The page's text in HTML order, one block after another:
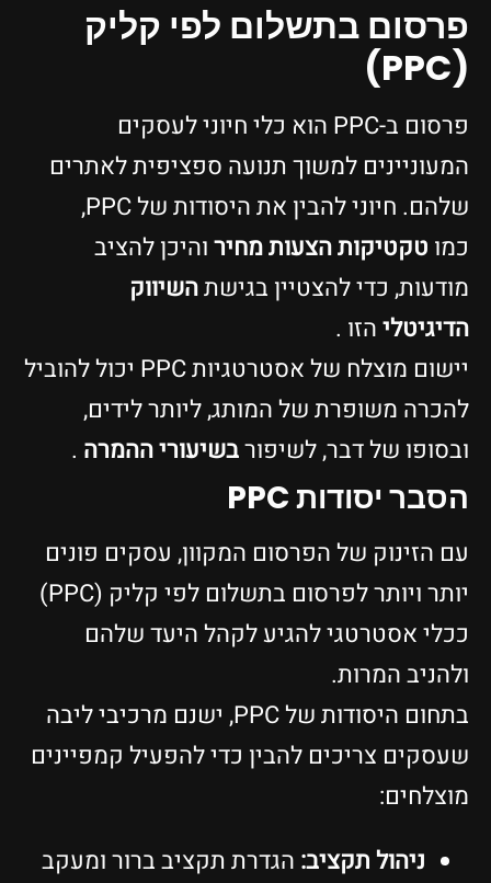
פרסום בתשלום לפי קליק
(PPC)
פרסום ב-PPC הוא כלי חיוני לעסקים
המעוניינים למשוך תנועה ספציפית לאתרים
שלהם. חיוני להבין את היסודות של PPC,
כמו טקטיקות הצעות מחירוהיכן להציב
מודעות, כדי להצטיין בגישתהשיווק
הדיגיטליהזו .
יישום מוצלח של אסטרטגיות PPC יכול להוביל
להכרה משופרת של המותג, ליותר לידים,
ובסופו של דבר, לשיפורבשיעורי ההמרה .
הסבר יסודות PPC
עם הזינוק של הפרסום המקוון, עסקים פונים
יותר ויותר לפרסום בתשלום לפי קליק (PPC)
ככלי אסטרטגי להגיע לקהל היעד שלהם
ולהניב המרות.
בתחום היסודות של PPC, ישנם מרכיבי ליבה
שעסקים צריכים להבין כדי להפעיל קמפיינים
מוצלחים:
ניהול תקציב: הגדרת תקציב ברור ומעקב